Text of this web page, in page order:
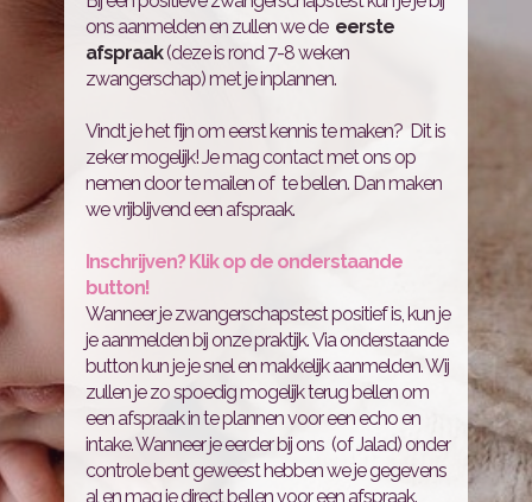
ons aanmelden en zullen we de eerste
afspraak(deze is rond 7-8 weken
zwangerschap) met je inplannen.
Vindt je het fijn om eerst kennis te maken? Dit is
zeker mogelijk! Je mag contact met ons op
nemen door te mailen of te bellen. Dan maken
we vrijblijvend een afspraak.
Inschrijven? Klik op de onderstaande
button!
Wanneer je zwangerschapstest positief is, kun je
je aanmelden bij onze praktijk. Via onderstaande
button kun je je snel en makkelijk aanmelden. Wij
zullen je zo spoedig mogelijk terug bellen om
een afspraak in te plannen voor een echo en
intake. Wanneer je eerder bij ons (of Jalad) onder
controle bent geweest hebben we je gegevens
al en mag je direct bellen voor een afspraak.